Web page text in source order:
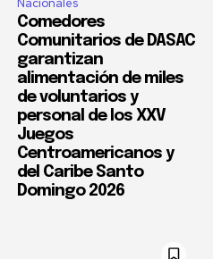
Comedores
Comunitarios de DASAC
garantizan
alimentación de miles
de voluntarios y
personal de los XXV
Juegos
Centroamericanos y
del Caribe Santo
Domingo 2026